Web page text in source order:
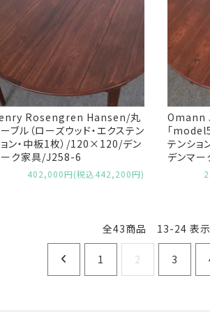
Rosengren Hansen/丸
ブル（ローズウッド・エクステン
ン・中板1枚）/120×120/デン
ク家具/J258-6
402,000円(税込442,200円)
Omann
「
テンシ
デンマ
全43商品 13-24 表示
1 2 3